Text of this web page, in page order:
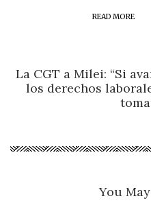
READ MORE
La CGT a Milei: “Si
los derechos
You